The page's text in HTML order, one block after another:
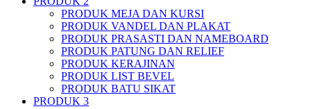
PRODUK MEJA DAN KURSI
PRODUK VANDEL DAN PLAKAT
PRODUK PRASASTI DAN NAMEBOARD
PRODUK PATUNG DAN RELIEF
PRODUK KERAJINAN
PRODUK LIST BEVEL
PRODUK BATU SIKAT
PRODUK 3